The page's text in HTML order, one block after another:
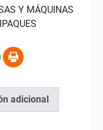
Y MÁQUINAS
adicional